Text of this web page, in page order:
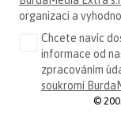
organizaci a
Chcete navíc
informace od
zpracováním
soukromí
©